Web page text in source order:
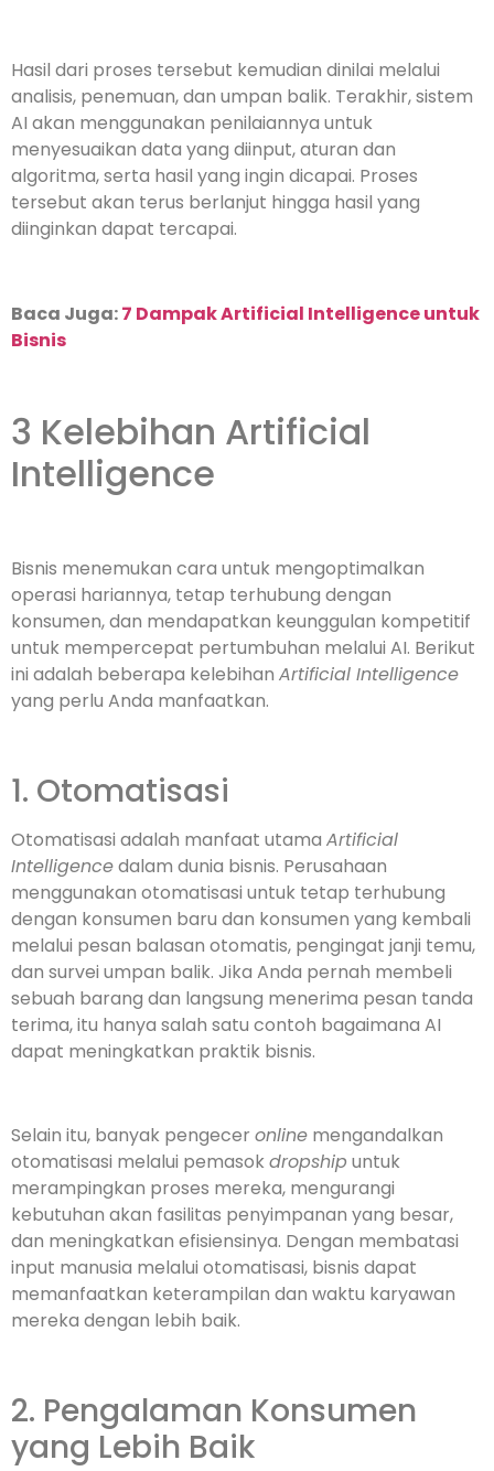
Hasil dari proses tersebut kemudian dinilai melalui
analisis, penemuan, dan umpan balik. Terakhir, sistem
AI akan menggunakan penilaiannya untuk
menyesuaikan data yang diinput, aturan dan
algoritma, serta hasil yang ingin dicapai. Proses
tersebut akan terus berlanjut hingga hasil yang
diinginkan dapat tercapai.
Baca Juga:7 Dampak Artificial Intelligence untuk
Bisnis
3 Kelebihan Artificial
Intelligence
Bisnis menemukan cara untuk mengoptimalkan
operasi hariannya, tetap terhubung dengan
konsumen, dan mendapatkan keunggulan kompetitif
untuk mempercepat pertumbuhan melalui AI. Berikut
ini adalah beberapa kelebihan Artificial Intelligence
yang perlu Anda manfaatkan.
1. Otomatisasi
Otomatisasi adalah manfaat utama Artificial
Intelligencedalam dunia bisnis. Perusahaan
menggunakan otomatisasi untuk tetap terhubung
dengan konsumen baru dan konsumen yang kembali
melalui pesan balasan otomatis, pengingat janji temu,
dan survei umpan balik. Jika Anda pernah membeli
sebuah barang dan langsung menerima pesan tanda
terima, itu hanya salah satu contoh bagaimana AI
dapat meningkatkan praktik bisnis.
Selain itu, banyak pengecer online mengandalkan
otomatisasi melalui pemasokdropship untuk
merampingkan proses mereka, mengurangi
kebutuhan akan fasilitas penyimpanan yang besar,
dan meningkatkan efisiensinya. Dengan membatasi
input manusia melalui otomatisasi, bisnis dapat
memanfaatkan keterampilan dan waktu karyawan
mereka dengan lebih baik.
2. Pengalaman Konsumen
yang Lebih Baik